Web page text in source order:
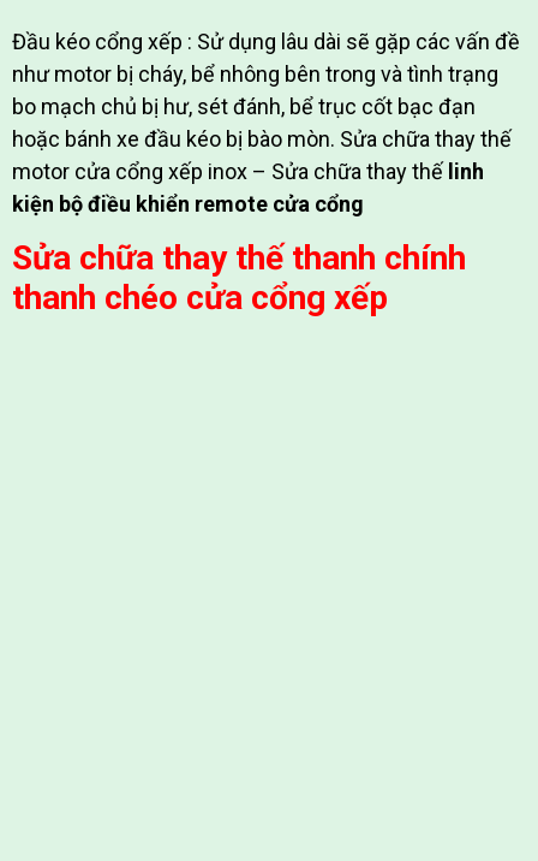
Đầu kéo cổng xếp : Sử dụng lâu dài sẽ gặp các vấn đề
như motor bị cháy, bể nhông bên trong và tình trạng
bo mạch chủ bị hư, sét đánh, bể trục cốt bạc đạn
hoặc bánh xe đầu kéo bị bào mòn. Sửa chữa thay thế
motor cửa cổng xếp inox – Sửa chữa thay thế linh
kiện bộ điều khiển remote cửa cổng
Sửa chữa thay thế thanh chính
thanh chéo cửa cổng xếp